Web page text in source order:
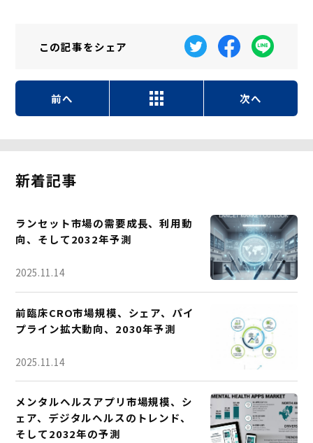
この記事をシェア
前へ 次へ
新着記事
ランセット市場の需要成長、利用動
向、そして2032年予測
2025.11.14
前臨床CRO市場規模、シェア、パイ
プライン拡大動向、2030年予測
2025.11.14
メンタルヘルスアプリ市場規模、シ
ェア、デジタルヘルスのトレンド、
そして2032年の予測